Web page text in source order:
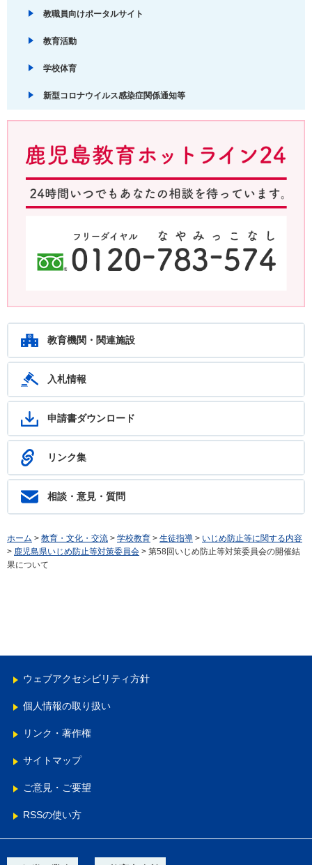
教職員向けポータルサイト
教育活動
学校体育
新型コロナウイルス感染症関係通知等
ます。フリーダイヤル：0120-783-574
教育機関・関連施設
入札情報
申請書ダウンロード
リンク集
相談・意見・質問
ホーム > 教育・文化・交流 > 学校教育 > 生徒指導 > いじめ防止等に関する内容
> 鹿児島県いじめ防止等対策委員会 > 第58回いじめ防止等対策委員会の開催結
果について
ウェブアクセシビリティ方針
個人情報の取り扱い
リンク・著作権
サイトマップ
ご意見・ご要望
RSSの使い方